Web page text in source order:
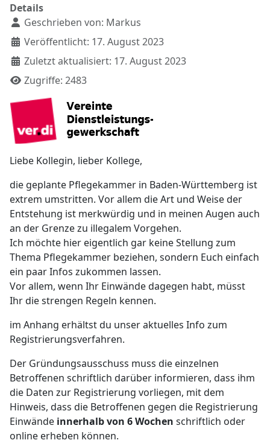
Details
Geschrieben von: Markus
Veröffentlicht: 17. August 2023
Zuletzt aktualisiert: 17. August 2023
Zugriffe: 2483
Liebe Kollegin, lieber Kollege,
die geplante Pflegekammer in Baden-Württemberg ist
extrem umstritten. Vor allem die Art und Weise der
Entstehung ist merkwürdig und in meinen Augen auch
an der Grenze zu illegalem Vorgehen.
Ich möchte hier eigentlich gar keine Stellung zum
Thema Pflegekammer beziehen, sondern Euch einfach
ein paar Infos zukommen lassen.
Vor allem, wenn Ihr Einwände dagegen habt, müsst
Ihr die strengen Regeln kennen.
im Anhang erhältst du unser aktuelles Info zum
Registrierungsverfahren.
Der Gründungsausschuss muss die einzelnen
Betroffenen schriftlich darüber informieren, dass ihm
die Daten zur Registrierung vorliegen, mit dem
Hinweis, dass die Betroffenen gegen die Registrierung
Einwände innerhalb von 6 Wochen schriftlich oder
online erheben können.